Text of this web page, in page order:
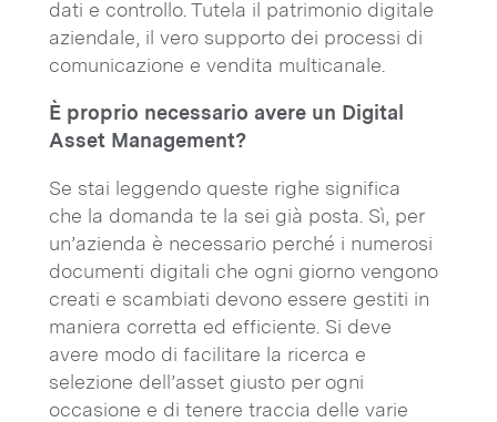
dati e controllo. Tutela il patrimonio digitale
aziendale, il vero supporto dei processi di
comunicazione e vendita multicanale.
È proprio necessario avere un Digital
Asset Management?
Se stai leggendo queste righe significa
che la domanda te la sei già posta. Sì, per
un’azienda è necessario perché i numerosi
documenti digitali che ogni giorno vengono
creati e scambiati devono essere gestiti in
maniera corretta ed efficiente. Si deve
avere modo di facilitare la ricerca e
selezione dell’asset giusto per ogni
occasione e di tenere traccia delle varie